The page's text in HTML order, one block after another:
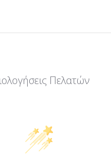
Πελατών